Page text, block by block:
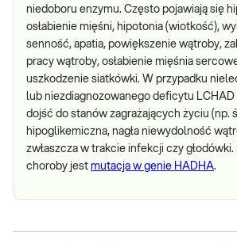
niedoboru enzymu. Często pojawiają się
osłabienie mięśni, hipotonia (wiotkość),
senność, apatia, powiększenie wątroby,
pracy wątroby, osłabienie mięśnia
uszkodzenie siatkówki. W przypadku
lub niezdiagnozowanego deficytu LCHAD
dojść do stanów zagrażających życiu (np.
hipoglikemiczna, nagła niewydolność
zwłaszcza w trakcie infekcji czy
choroby jest mutacja w genie HADHA.